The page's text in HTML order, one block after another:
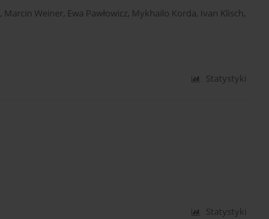
, Marcin Weiner, Ewa Pawłowicz, Mykhailo Korda, Ivan Klisch,
Statystyki
Statystyki